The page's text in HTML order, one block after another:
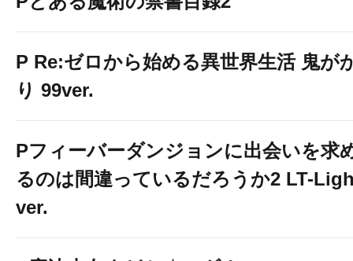
P Re:ゼロから始める異世界生活 鬼が
り 99ver.
Pフィーバーダンジョンに出会いを求
るのは間違っているだろうか2 LT-
ver.